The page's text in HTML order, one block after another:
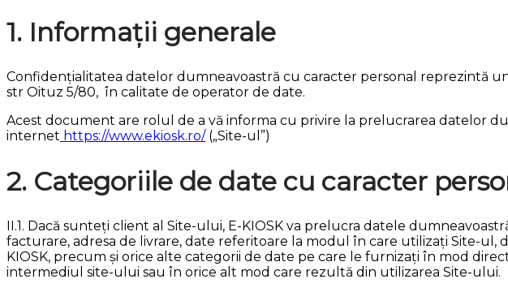
1. Informații generale
Confidențialitatea datelor dumneavoastră cu caracter personal reprezintă
str Oituz 5/80, în calitate de operator de date.
Acest document are rolul de a vă informa cu privire la prelucrarea datelor
internet https://www.ekiosk.ro/(„Site-ul”)
2. Categoriile de date cu caracter
II.1. Dacă sunteți client al Site-ului, E-KIOSK va prelucra datele
facturare, adresa de livrare, date referitoare la modul în care utilizați Site-
KIOSK, precum și orice alte categorii de date pe care le furnizați în mod
intermediul site-ului sau în orice alt mod care rezultă din utilizarea Site-ului.